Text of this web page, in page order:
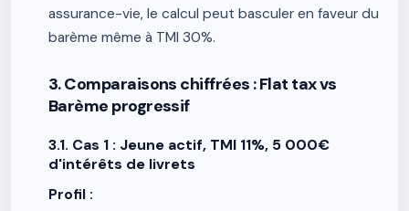
assurance-vie, le calcul peut basculer en faveur du
barème même à TMI 30%.
3. Comparaisons chiffrées : Flat tax vs
Barème progressif
3.1. Cas 1 : Jeune actif, TMI 11%, 5 000€
d'intérêts de livrets
Profil :